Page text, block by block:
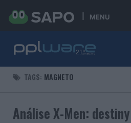
MENU
TAGS: MAGNETO
Análise X-Men: